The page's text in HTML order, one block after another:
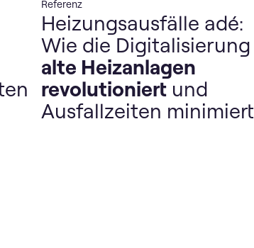
Referenz
Heizungsausfälle adé:
Wie die Digitalisierung
alte Heizanlagen
revolutioniertund
Ausfallzeiten minimiert